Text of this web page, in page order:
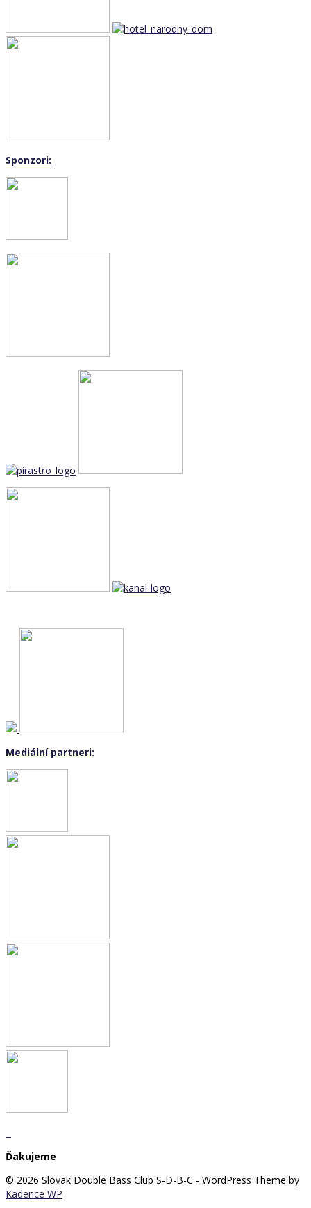
Sponzori:
Mediální partneri:
Ďakujeme
© 2026 Slovak Double Bass Club S-D-B-C - WordPress Theme by
Kadence WP